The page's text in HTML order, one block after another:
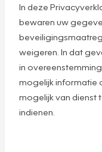
In deze
bewaren uw
weigeren. In dat
in
mogelijk informatie
mogelijk van dienst
indienen.